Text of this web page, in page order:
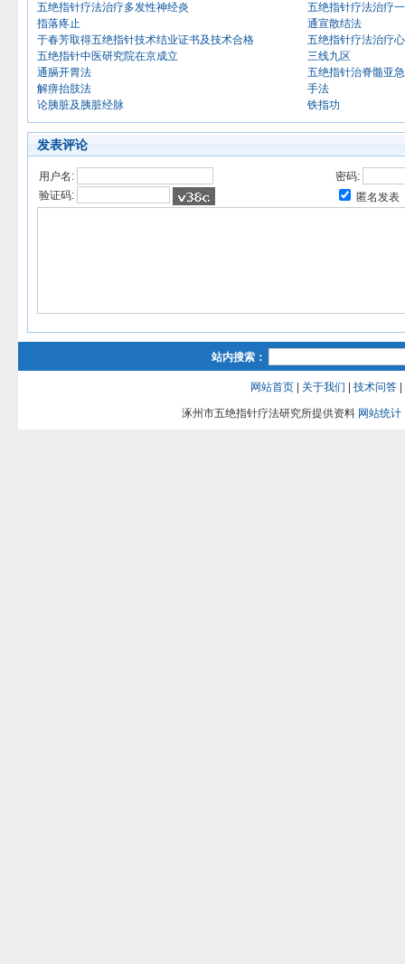
五绝指针疗法治疗多发性神经炎
指落疼止
于春芳取得五绝指针技术结业证书及技术合格
五绝指针中医研究院在京成立
通膈开胃法
解痹抬肢法
论胰脏及胰脏经脉
五绝指针疗法治疗
通宣散结法
五绝指针疗法治疗
三线九区
五绝指针治脊髓亚
手法
铁指功
发表评论
用户名:
密码:
验证码:
匿名发表
站内搜索：
网站首页 关于我们 技术问答
涿州市五绝指针疗法研究所提供资料 网站统计